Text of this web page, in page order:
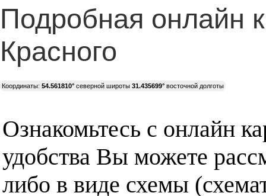
Подробная онлайн
Красного
Координаты: 54.561810° северной широты 31.435699° восточной долготы
Ознакомьтесь с онлайн
удобства Вы можете
либо в виде схемы